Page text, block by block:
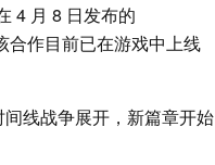
4 月 8 日发布的
合作目前已在游戏中上线
线战争展开，新篇章开始